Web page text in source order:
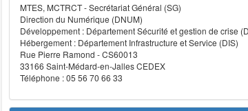
MTES, MCTRCT - Secrétariat Général (SG)
Direction du Numérique (DNUM)
Développement : Département Sécurité et gestion de crise
Hébergement : Département Infrastructure et Service (DIS)
Rue Pierre Ramond - CS60013
33166 Saint-Médard-en-Jalles CEDEX
Téléphone : 05 56 70 66 33